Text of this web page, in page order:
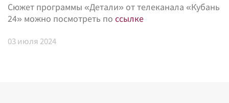
Сюжет программы «Детали» от телеканала «Кубань
24» можно посмотреть по ссылке
03июля 2024